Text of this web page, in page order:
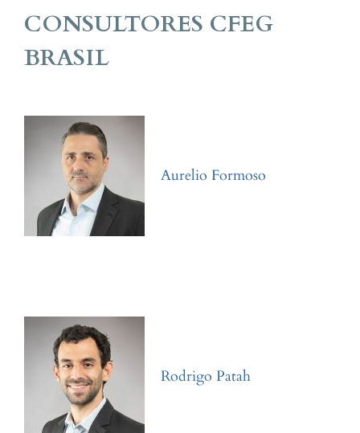
CONSULTORES CFEG
BRASIL
Aurelio Formoso
Rodrigo Patah